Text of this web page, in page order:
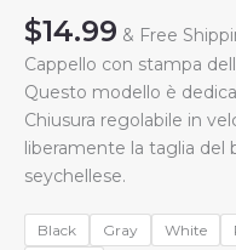
$14.99 & Free
Cappello con stampa
Questo modello è
Chiusura regolabile in
liberamente la taglia del
seychellese.
Black Gray White